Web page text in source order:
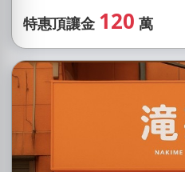
特惠頂讓金 120 萬